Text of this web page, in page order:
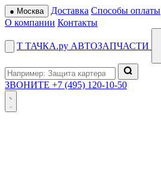
● Москва Доставка Способы оплаты
О компании Контакты
Т ТАЧКА.ру АВТОЗАПЧАСТИ
ЗВОНИТЕ +7 (495) 120-10-50